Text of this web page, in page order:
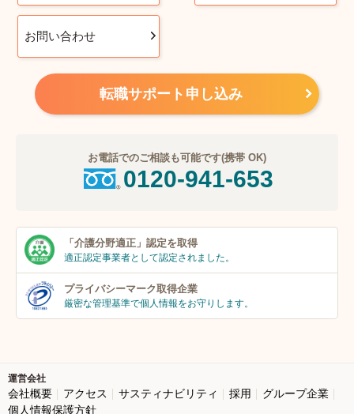
お問い合わせ
転職サポート申し込み
お電話でのご相談も可能です(携帯 OK)
0120-941-653
「介護分野適正」 認定を取得
適正認定事業者として認定されました。
プライバシーマーク取得企業
厳密な管理基準で個人情報をお守りします。
運営会社
会社概要 アクセス サスティナビリティ 採用
グループ企業
個人情報保護方針